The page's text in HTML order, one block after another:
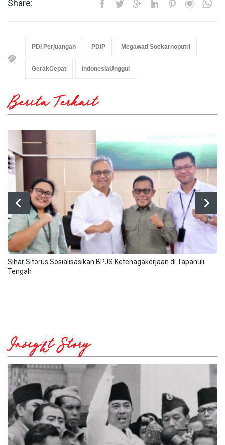
Share:
PDI Perjuangan PDIP Megawati Soekarnoputri
GerakCepat IndonesiaUnggul
Berita Terkait
Sihar Sitorus Sosialisasikan BPJS Ketenagakerjaan di Tapanuli
Tengah
Insight Story